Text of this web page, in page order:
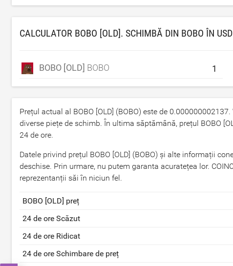
CALCULATOR BOBO [OLD]. SCHIMBĂ DIN BOBO ÎN USD
BOBO [OLD] BOBO
Prețul actual al BOBO [OLD] (BOBO) este de 0.000000002137.
diverse piețe de schimb. În ultima săptămână, prețul BOBO
24 de ore.
Datele privind prețul BOBO [OLD] (BOBO) și alte informații
deschise. Prin urmare, nu putem garanta acuratețea lor.
reprezentanții săi în niciun fel.
BOBO [OLD] preț
24 de ore Scăzut
24 de ore Ridicat
24 de ore Schimbare de preț